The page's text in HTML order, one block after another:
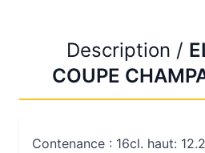
Description /
COUPE
Contenance : 16cl. haut: